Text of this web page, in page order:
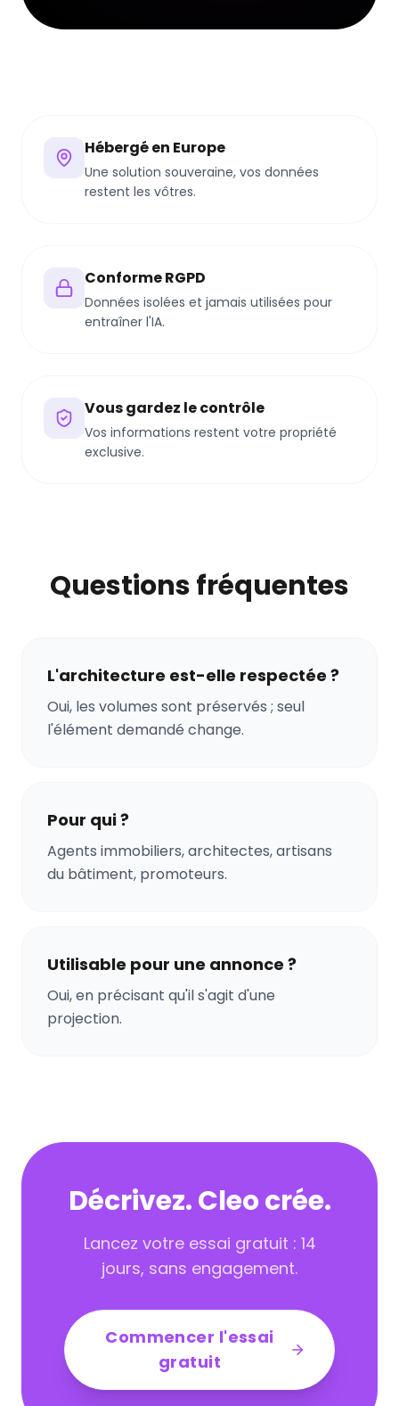
Hébergé en Europe
Une solution souveraine, vos données
restent les vôtres.
Conforme RGPD
Données isolées et jamais utilisées pour
entraîner l'IA.
Vous gardez le contrôle
Vos informations restent votre propriété
exclusive.
Questions fréquentes
L'architecture est-elle respectée ?
Oui, les volumes sont préservés ; seul
l'élément demandé change.
Pour qui ?
Agents immobiliers, architectes, artisans
du bâtiment, promoteurs.
Utilisable pour une annonce ?
Oui, en précisant qu'il s'agit d'une
projection.
Décrivez. Cleo crée.
Lancez votre essai gratuit : 14
jours, sans engagement.
Commencer l'essai
gratuit